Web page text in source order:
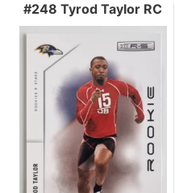
plus
#248 Tyrod Taylor RC